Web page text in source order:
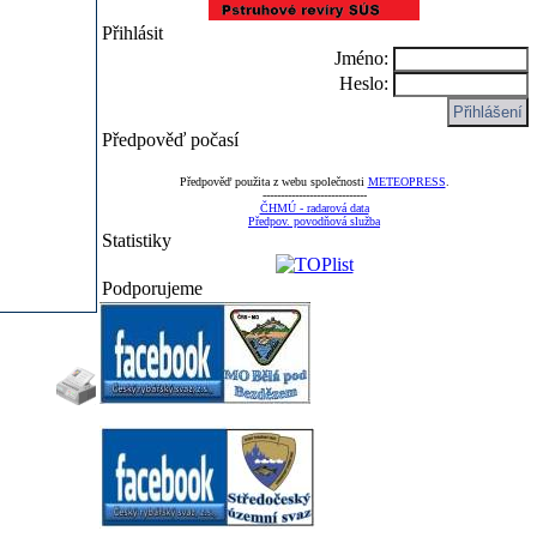
Přihlásit
Jméno:
Heslo:
Předpověď počasí
Předpověď použita z webu společnosti METEOPRESS
-----------------------------
ČHMÚ - radarová data
Předpov. povodňová služba
Statistiky
Podporujeme